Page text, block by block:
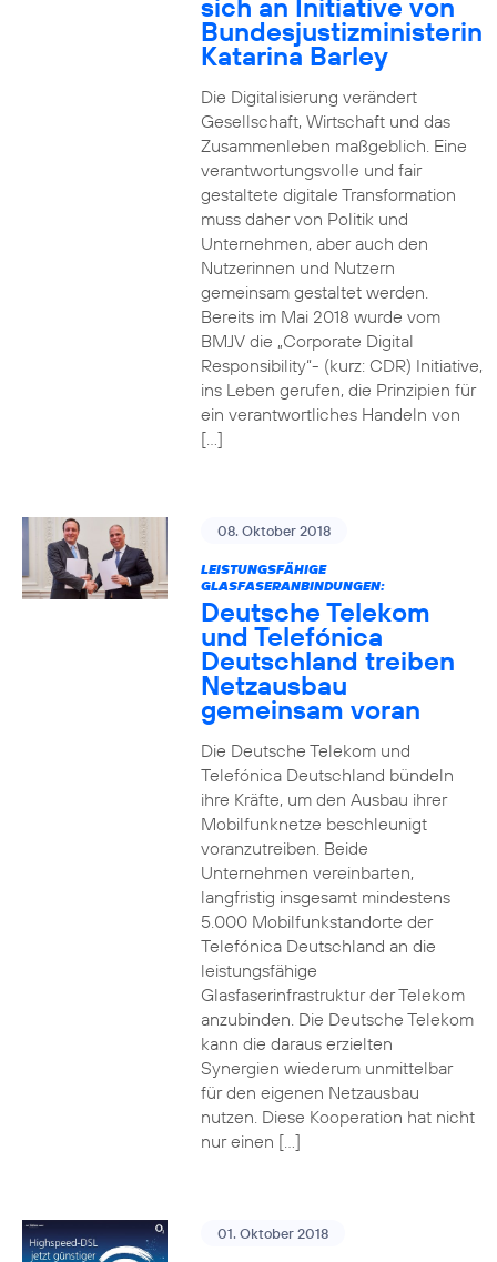
sich an Initiative von
Bundesjustizministerin
Katarina Barley
Die Digitalisierung verändert
Gesellschaft, Wirtschaft und das
Zusammenleben maßgeblich. Eine
verantwortungsvolle und fair
gestaltete digitale Transformation
muss daher von Politik und
Unternehmen, aber auch den
Nutzerinnen und Nutzern
gemeinsam gestaltet werden.
Bereits im Mai 2018 wurde vom
BMJV die „Corporate Digital
Responsibility“- (kurz: CDR) Initiative,
ins Leben gerufen, die Prinzipien für
ein verantwortliches Handeln von
[…]
08. Oktober 2018
LEISTUNGSFÄHIGE
GLASFASERANBINDUNGEN:
Deutsche Telekom
und Telefónica
Deutschland treiben
Netzausbau
gemeinsam voran
Die Deutsche Telekom und
Telefónica Deutschland bündeln
ihre Kräfte, um den Ausbau ihrer
Mobilfunknetze beschleunigt
voranzutreiben. Beide
Unternehmen vereinbarten,
langfristig insgesamt mindestens
5.000 Mobilfunkstandorte der
Telefónica Deutschland an die
leistungsfähige
Glasfaserinfrastruktur der Telekom
anzubinden. Die Deutsche Telekom
kann die daraus erzielten
Synergien wiederum unmittelbar
für den eigenen Netzausbau
nutzen. Diese Kooperation hat nicht
nur einen […]
01. Oktober 2018